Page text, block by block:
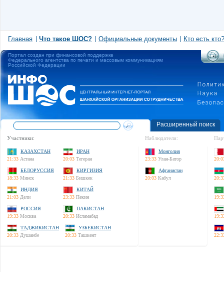
Главная Что такое ШОС? Официальные документы Кто есть кто?
Портал создан при финансовой поддержке
Федерального агентства по печати и массовым коммуникациям
Российской Федерации
Расширенный поиск
Участники:
КАЗАХСТАН
21:33 Астана
ИРАН
20:03 Тегеран
БЕЛОРУССИЯ
18:33 Минск
КИРГИЗИЯ
21:33 Бишкек
ИНДИЯ
21:03 Дели
КИТАЙ
23:33 Пекин
РОССИЯ
19:33 Москва
ПАКИСТАН
20:33 Исламабад
ТАДЖИКИСТАН
20:33 Душанбе
УЗБЕКИСТАН
20:33 Ташкент
Наблюдатели:
Монголия
23:33 Улан-Батор
Афганистан
20:03 Кабул